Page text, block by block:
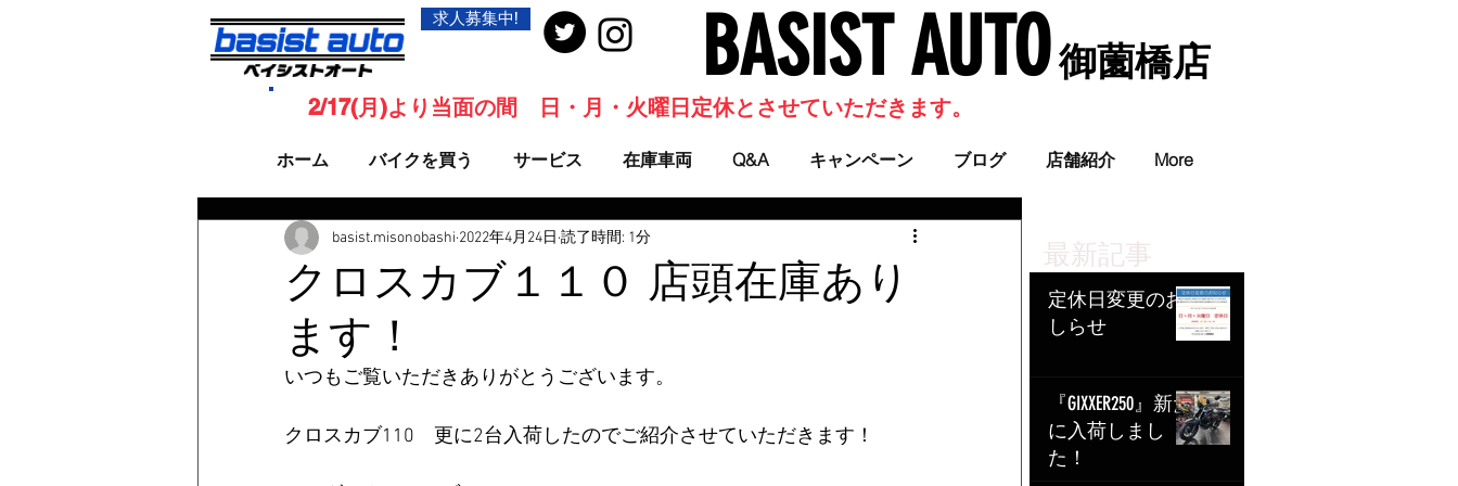
求人募集中! BASIST AUTO​ 御薗橋店
ホーム バイクを買う サービス 在庫車両 Q&A キャンペーン ブログ 店舗紹介 More
2/17(月)より当面の間 日・月・火曜日定休とさせていただきます。
最新記事
定休日変更のお
しらせ
『GIXXER250』新た
に入荷しまし
た！
クロスカブ１１０ 店頭在庫あり
ます！
basist.misonobashi 2022年4月24日 読了時間: 1分
いつもご覧いただきありがとうございます。
クロスカブ110　更に2台入荷したのでご紹介させていただきます！